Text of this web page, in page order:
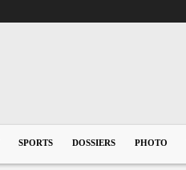
SPORTS DOSSIERS PHOTO